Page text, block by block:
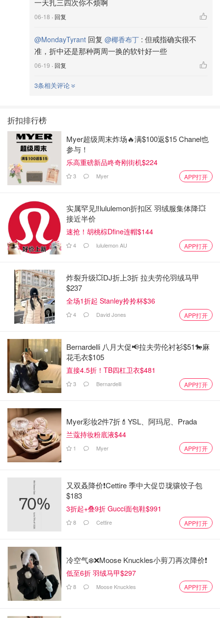
06-18 · 回复
@MondayTyrant 回复 @椰香布丁 : 但戒指确实很不
准，折中还是那种两周一换的软针好一些
06-19 · 回复
3条相关评论
折扣排行榜
Myer超级周末炸场🔥满$100返$15 Chanel也
参与！
乐高重磅新品咚奇刚街机$224
3 Myer APP打开
实属罕见‼️lululemon折扣区 羽绒服集体降💥
接近半价
速抢！胡桃棕Dfine连帽$144
4 lululemon AU APP打开
炸裂升级💥DJ折上3折 拉夫劳伦羽绒马甲
$237
全场1折起 Stanley拎拎杯$36
4 David Jones APP打开
Bernardelli 八月大促📢拉夫劳伦衬衫$51🐎麻
花毛衣$105
直接4.5折！TB四杠卫衣$481
3 Bernardelli APP打开
Myer彩妆2件7折💄YSL、阿玛尼、Prada
兰蔻持妆粉底液$44
1 Myer APP打开
又双叒降价❗️Cettire 季中大促⏰珑骧饺子包
$183
3折起+叠9折 Gucci面包鞋$991
8 Cettire APP打开
冷空气❄️❌️Moose Knuckles小剪刀再次降价❗️
低至6折 羽绒马甲$297
8 Moose Knuckles APP打开